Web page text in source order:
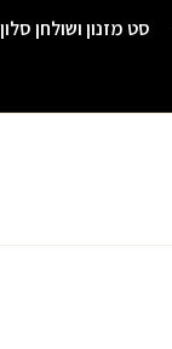
סט מזנון ושולחן סלון